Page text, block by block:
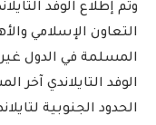
وتم إطلاع الوفد
التعاون الإسلامي
المسلمة في الدول
الوفد التايلاندي
الحدود الجنوبية